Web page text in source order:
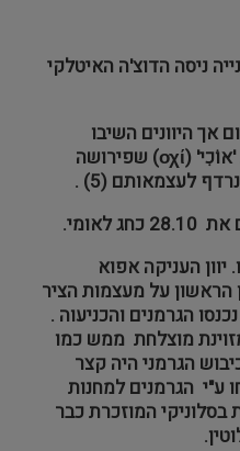
ניסה הדוצ'ה האיטלקי
אך היוונים השיבו
οχί) שפירושה
לעצמאותם (5) .
יוון העניקה אפוא
הראשון על מעצמות הציר
הגרמנים והכניעוה .
מוצלחת ממש כמו
הגרמני היה קצר
ע"י הגרמנים למחנות
המוזכרת כבר